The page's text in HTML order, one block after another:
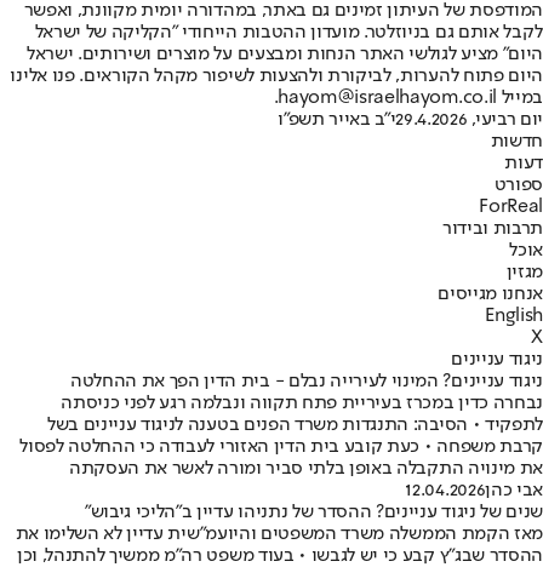
המודפסת של העיתון זמינים גם באתר, במהדורה יומית מקוונת, ואפשר
לקבל אותם גם בניוזלטר. מועדון ההטבות הייחודי "הקליקה של ישראל
היום" מציע לגולשי האתר הנחות ומבצעים על מוצרים ושירותים. ישראל
היום פתוח להערות, לביקורת ולהצעות לשיפור מקהל הקוראים. פנו אלינו
במייל hayom@israelhayom.co.il.
יום רביעי, 29.4.2026
י"ב באייר תשפ"ו
חדשות
דעות
ספורט
ForReal
תרבות ובידור
אוכל
מגזין
אנחנו מגייסים
English
X
ניגוד עניינים
ניגוד עניינים? המינוי לעירייה נבלם - בית הדין הפך את ההחלטה
נבחרה כדין במכרז בעיריית פתח תקווה ונבלמה רגע לפני כניסתה
לתפקיד • הסיבה: התנגדות משרד הפנים בטענה לניגוד עניינים בשל
קרבת משפחה • כעת קובע בית הדין האזורי לעבודה כי ההחלטה לפסול
את מינויה התקבלה באופן בלתי סביר ומורה לאשר את העסקתה
אבי כהן12.04.2026
שנים של ניגוד עניינים? ההסדר של נתניהו עדיין ב"הליכי גיבוש"
מאז הקמת הממשלה משרד המשפטים והיועמ"שית עדיין לא השלימו את
ההסדר שבג"ץ קבע כי יש לגבשו • בעוד משפט רה"מ ממשיך להתנהל, וכן